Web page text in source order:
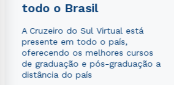
todo o Brasil
A Cruzeiro do Sul Virtual está
presente em todo o país,
oferecendo os melhores cursos
de graduação e pós-graduação a
distância do país
Política de
autorizo que meus dados sejam
envio de conteúdos da Cruzeiro do